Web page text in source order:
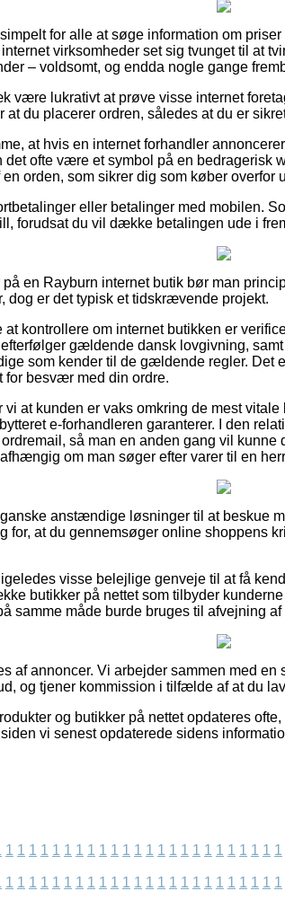
for alle at søge information om
virksomheder set sig tvunget til at
– voldsomt, og endda nogle gange
være lukrativt at prøve visse internet
at du placerer ordren, således at du er
at hvis en internet forhandler
det ofte være et symbol på en bedragerisk
orden, som sikrer dig som køber overfor
eller betalinger med mobilen.
forudsat du vil dække betalingen ude i
en Rayburn internet butik bør man
dog er det typisk et tidskrævende projekt.
kontrollere om internet butikken er
gældende dansk lovgivning,
som kender til de gældende regler. Det
for besvær med din ordre.
at kunden er vaks omkring de mest
e-forhandleren garanterer. I den
så man en anden gang vil
om man søger efter varer til en
anstændige løsninger til at beskue
for, at du gennemsøger online shoppens
visse belejlige genveje til at få
butikker på nettet som tilbyder
samme måde burde bruges til afvejning
af annoncer. Vi arbejder sammen med en
og tjener kommission i tilfælde af at du
og butikker på nettet opdateres
vi senest opdaterede sidens
1 1 1 1 1 1 1 1 1 1 1 1 1 1 1 1 1 1 1 1 1 1 1 1
1 1 1 1 1 1 1 1 1 1 1 1 1 1 1 1 1 1 1 1 1 1 1 1